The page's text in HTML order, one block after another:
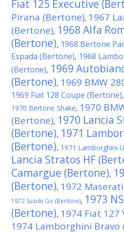
Fiat 125 Executive
Pirana (Bertone), 1967
(Bertone), 1968 Alfa
(Bertone), 1968 Bertone
Espada (Bertone), 1968
(Bertone), 1969
(Bertone), 1969 BMW
1969 Fiat 128 Coupe (Bertone),
1970 Bertone Shake, 1970
(Bertone), 1970 Lancia
(Bertone), 1971
(Bertone), 1971 Lamborghini
Lancia Stratos HF
Camargue (Bertone),
(Bertone), 1972
1972 Suzuki Go (Bertone), 1973
(Bertone), 1974 Fiat 127
1974 Lamborghini Bravo